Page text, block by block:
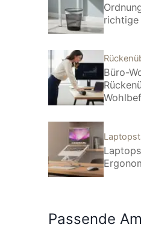
richtige
Büro-
Passende